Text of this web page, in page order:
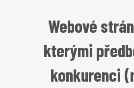
Webové
kterými
konkurenci